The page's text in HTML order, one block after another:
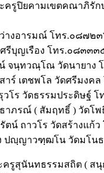
ครูปิยคามเขตคณาภิรั
ว่างอารมณ์ โทร.๐๘๗๒
รีบุญเรือง โทร.๐๘๓๓
น์ จนฺทวณฺโณ วัดนายา
สาร์ เตชพโล วัดศรีมง
รุวโร วัดธรรมประดิษฐ์
ธาภรณ์ ( สัมฤทธิ์ ) วัด
ตน์ ถาวโร วัดสร้างแ
ง ปญฺญาวฑฺฒโน วัดมโ
ครูสุนันทธรรมสถิต (